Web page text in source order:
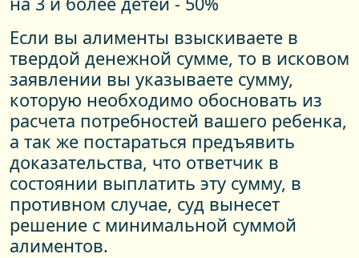
Если вы алименты взыскиваете в
твердой денежной сумме, то в исковом
заявлении вы указываете сумму,
которую необходимо обосновать из
расчета потребностей вашего ребенка,
а так же постараться предъявить
доказательства, что ответчик в
состоянии выплатить эту сумму, в
противном случае, суд вынесет
решение с минимальной суммой
алиментов.